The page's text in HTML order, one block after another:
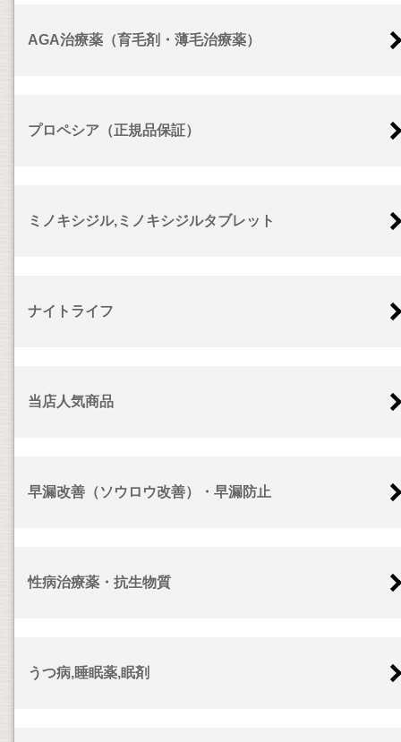
AGA治療薬（育毛剤・薄毛治療薬）
プロペシア（正規品保証）
ミノキシジル,ミノキシジルタブレット
ナイトライフ
当店人気商品
早漏改善（ソウロウ改善）・早漏防止
性病治療薬・抗生物質
うつ病,睡眠薬,眠剤